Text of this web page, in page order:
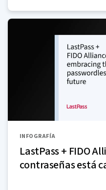
INFOGRAFÍA
LastPass + FIDO
contraseñas está